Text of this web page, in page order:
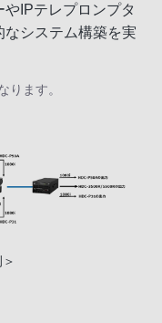
IPテレプロンプタ
システム構築を実
ります。